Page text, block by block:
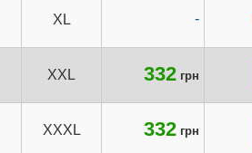
XL -
XXL 332 грн
XXXL 332 грн